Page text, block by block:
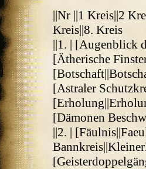
||Nr ||1 Kreis||2
Kreis||8. Kreis
||1. | [Augenblick
[Ätherische
[Astraler
[Dämonen
||2. |